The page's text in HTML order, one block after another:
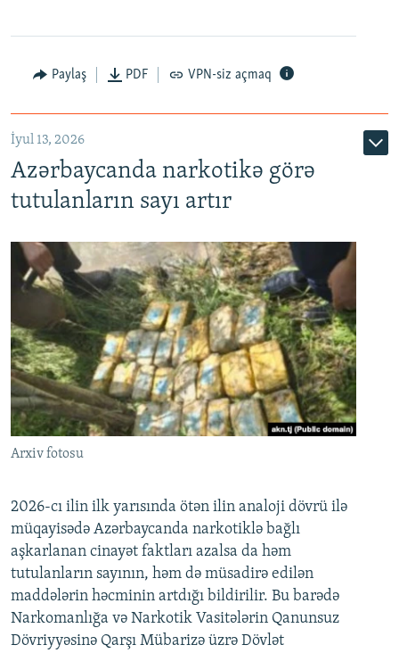
Paylaş PDF VPN-siz açmaq
İyul 13, 2026
Azərbaycanda narkotikə görə
tutulanların sayı artır
Arxiv fotosu
2026-cı ilin ilk yarısında ötən ilin analoji dövrü ilə
müqayisədə Azərbaycanda narkotiklə bağlı
aşkarlanan cinayət faktları azalsa da həm
tutulanların sayının, həm də müsadirə edilən
maddələrin həcminin artdığı bildirilir. Bu barədə
Narkomanlığa və Narkotik Vasitələrin Qanunsuz
Dövriyyəsinə Qarşı Mübarizə üzrə Dövlət